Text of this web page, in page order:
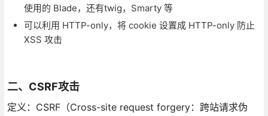
使用的 Blade，还有twig，Smarty 等
可以利用 HTTP-only，将 cookie 设置成 HTTP-only 防止
XSS 攻击
二、CSRF攻击
定义：CSRF（Cross-site request forgery：跨站请求伪